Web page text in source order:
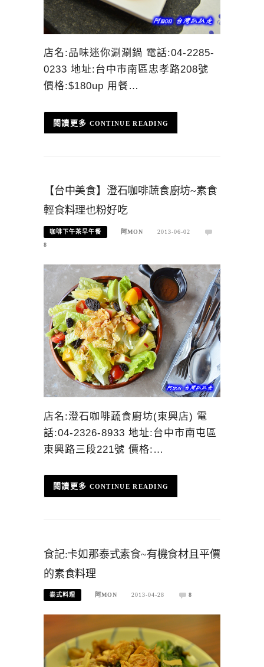
店名:品味迷你涮涮鍋 電話:04-2285-
0233 地址:台中市南區忠孝路208號
價格:$180up 用餐…
CONTINUE READING
【台中美食】澄石咖啡蔬食廚坊~素食
輕食料理也粉好吃
咖啡下午茶早午餐 阿MON
2013-06-02
8
店名:澄石咖啡蔬食廚坊(東興店) 電
話:04-2326-8933 地址:台中市南屯區
東興路三段221號 價格:…
CONTINUE READING
食記:卡如那泰式素食~有機食材且平價
的素食料理
泰式料理 阿MON 2013-04-28 8